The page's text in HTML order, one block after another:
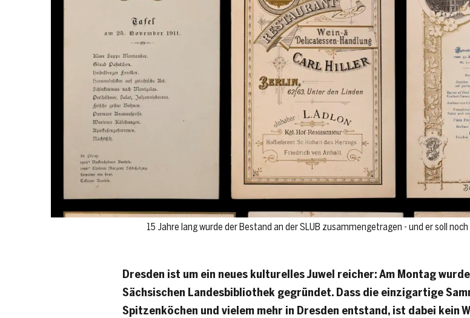
15 Jahre lang wurde der Bestand an der SLUB zusammengetragen - und er soll
Dresden ist um ein neues kulturelles Juwel reicher: Am Montag
Sächsischen Landesbibliothek gegründet. Dass die einzigartige
Spitzenköchen und vielem mehr in Dresden entstand, ist dabei kein